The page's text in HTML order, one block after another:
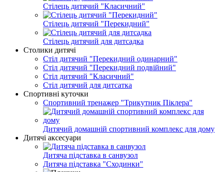
Стілець дитячий "Класичний"
Стілець дитячий "Перекидний"
Стілець дитячий для дитсадка
Столики дитячі
Стіл дитячий "Перекидний одинарний"
Стіл дитячий "Перекидний подвійний"
Стіл дитячий "Класичний"
Стіл дитячий для дитсатка
Спортивні куточки
Спортивний тренажер "Трикутник Піклера"
Дитячий домашній спортивний комплекс для дому
Дитячі аксесуари
Дитяча підставка в санвузол
Дитяча підставка "Сходинки"